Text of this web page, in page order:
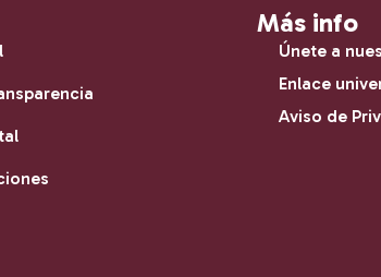
Más info
Únete a
Enlace
Aviso de